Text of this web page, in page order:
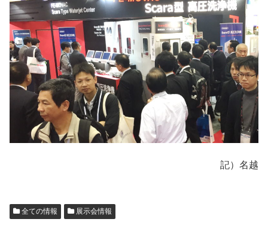
記）名越
全ての情報 展示会情報